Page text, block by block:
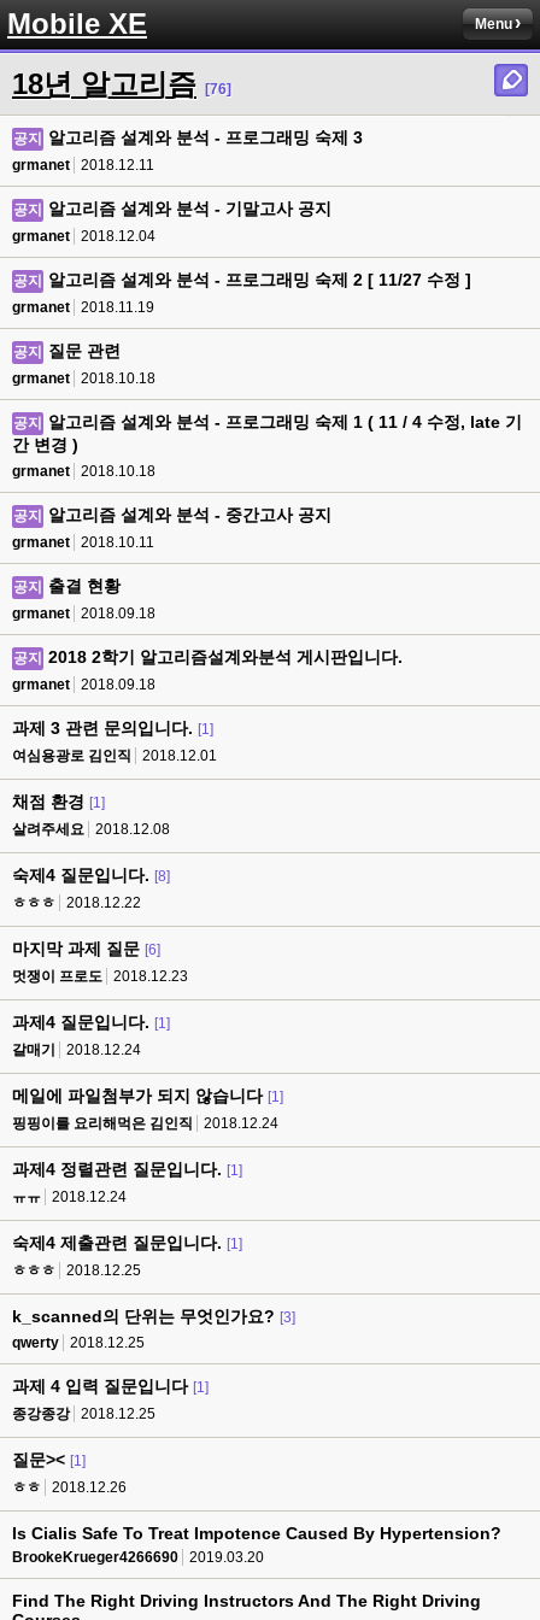
Mobile XE Menu
18년 알고리즘 [76]
공지 알고리즘 설계와 분석 - 프로그래밍 숙제 3
grmanet 2018.12.11
공지 알고리즘 설계와 분석 - 기말고사 공지
grmanet 2018.12.04
공지 알고리즘 설계와 분석 - 프로그래밍 숙제 2 [ 11/27 수정 ]
grmanet 2018.11.19
공지 질문 관련
grmanet 2018.10.18
공지
알고리즘 설계와 분석 - 프로그래밍 숙제 1 ( 11 / 4 수정, late 기
간 변경 )
grmanet 2018.10.18
공지 알고리즘 설계와 분석 - 중간고사 공지
grmanet 2018.10.11
공지 출결 현황
grmanet 2018.09.18
공지 2018 2학기 알고리즘설계와분석 게시판입니다.
grmanet 2018.09.18
과제 3 관련 문의입니다. [1]
여심용광로 김인직
2018.12.01
채점 환경 [1]
살려주세요
2018.12.08
숙제4 질문입니다. [8]
ㅎㅎㅎ
2018.12.22
마지막 과제 질문 [6]
멋쟁이 프로도
2018.12.23
과제4 질문입니다. [1]
갈매기
2018.12.24
메일에 파일첨부가 되지 않습니다 [1]
핑핑이를 요리해먹은 김인직
2018.12.24
과제4 정렬관련 질문입니다. [1]
ㅠㅠ
2018.12.24
숙제4 제출관련 질문입니다. [1]
ㅎㅎㅎ
2018.12.25
k_scanned의 단위는 무엇인가요? [3]
qwerty
2018.12.25
과제 4 입력 질문입니다 [1]
종강종강
2018.12.25
질문>< [1]
ㅎㅎ
2018.12.26
Is Cialis Safe To Treat Impotence Caused By Hypertension?
BrookeKrueger4266690 2019.03.20
Find The Right Driving Instructors And The Right Driving